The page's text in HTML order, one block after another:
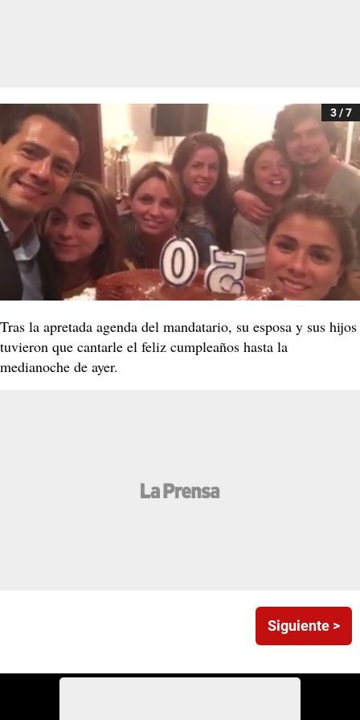
3 / 7
Tras la apretada agenda del mandatario, su esposa y sus hijos
tuvieron que cantarle el feliz cumpleaños hasta la
medianoche de ayer.
Siguiente >